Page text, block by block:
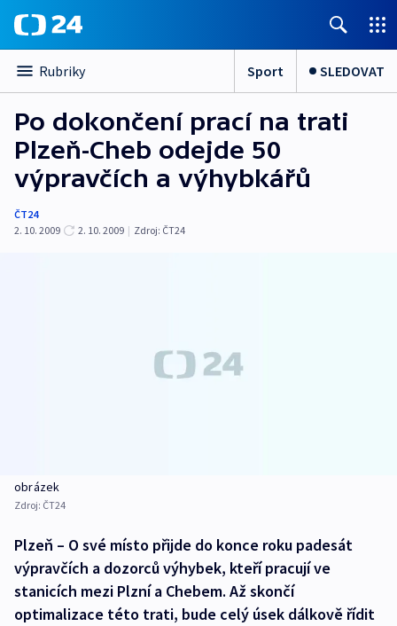
Rubriky Sport SLEDOVAT
Po dokončení prací na trati
Plzeň-Cheb odejde 50
výpravčích a výhybkářů
ČT24
2. 10. 2009
2. 10. 2009 | Zdroj: ČT24
obrázek
Zdroj: ČT24
Plzeň – O své místo přijde do konce roku padesát
výpravčích a dozorců výhybek, kteří pracují ve
stanicích mezi Plzní a Chebem. Až skončí
optimalizace této trati, bude celý úsek dálkově řídit